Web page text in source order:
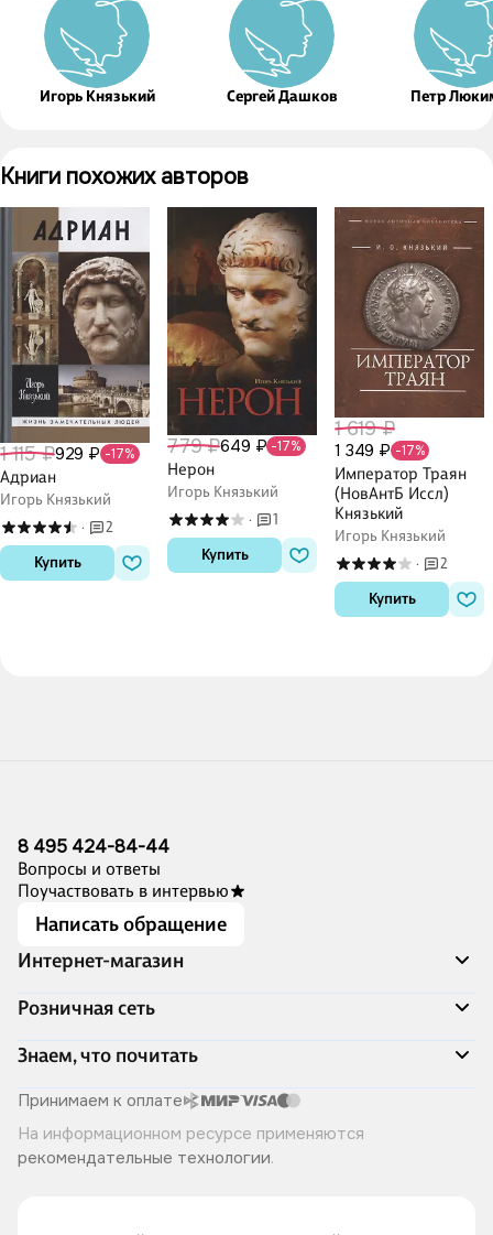
Игорь Князький Сергей Дашков Петр
Книги похожих авторов
1 115 ₽929 ₽ -17%
Адриан
Игорь Князький
·
2
Купить
779 ₽649 ₽ -17%
Нерон
Игорь Князький
·
1
Купить
1 619 ₽
1 349 ₽ -17%
Император Траян
(НовАнтБ Иссл)
Князький
Игорь Князький
·
2
Купить
8 495 424-84-44
Вопросы и ответы
Поучаствовать в интервью
Написать обращение
Интернет-магазин
Акции
Доставка и оплата
Программа лояльности
Подарочные сертификаты
Правила продажи
Политика конфиденциальности
Розничная сеть
Адреса магазинов
Книжный Дозор
О компании
Читай-город для бизнеса
Хотите у нас работать?
Знаем, что почитать
Скоро в продаже
Лучшие из лучших
Читай-журнал
Принимаем к оплате
На информационном ресурсе применяются
рекомендательные технологии.